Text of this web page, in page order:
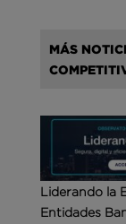
MÁS
Liderando la
Entidades